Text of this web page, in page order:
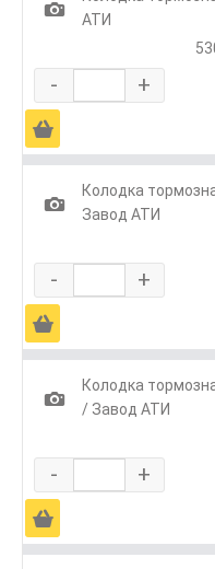
1
АТИ
- +
Ä
1
Колодка
Завод АТИ
- +
Ä
1
Колодка
/ Завод АТИ
- +
Ä